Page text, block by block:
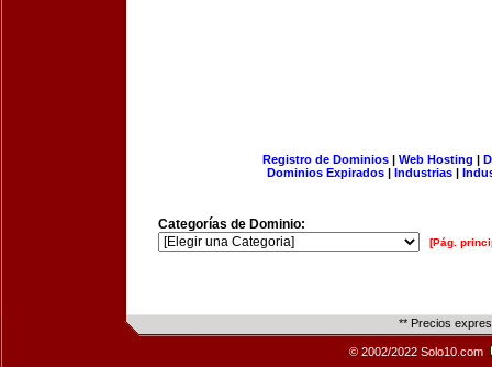
Registro de Dominios| Web Hosting |
Dominios Expirados | Industrias |
Categorías de Dominio:
[Pág.
** Precios
© 2002/2022 Solo10.com